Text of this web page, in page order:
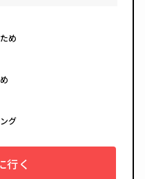
さと快適さの両方を追求
め
グ
行く